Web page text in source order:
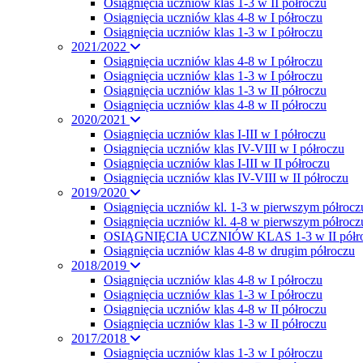
Osiągnięcia uczniów klas 4-8 w I półroczu
Osiągnięcia uczniów klas 1-3 w I półroczu
2021/2022
Osiągnięcia uczniów klas 4-8 w I półroczu
Osiągnięcia uczniów klas 1-3 w I półroczu
Osiągnięcia uczniów klas 1-3 w II półroczu
Osiągnięcia uczniów klas 4-8 w II półroczu
2020/2021
Osiągnięcia uczniów klas I-III w I półroczu
Osiągnięcia uczniów klas IV-VIII w I półroczu
Osiągnięcia uczniów klas I-III w II półroczu
Osiągnięcia uczniów klas IV-VIII w II półroczu
2019/2020
Osiągnięcia uczniów kl. 1-3 w pierwszym
Osiągnięcia uczniów kl. 4-8 w pierwszym
OSIĄGNIĘCIA UCZNIÓW KLAS 1-3 w II
Osiągnięcia uczniów klas 4-8 w drugim półroczu
2018/2019
Osiągnięcia uczniów klas 4-8 w I półroczu
Osiągnięcia uczniów klas 1-3 w I półroczu
Osiągnięcia uczniów klas 4-8 w II półroczu
Osiągnięcia uczniów klas 1-3 w II półroczu
2017/2018
Osiagnięcia uczniów klas 1-3 w I półroczu